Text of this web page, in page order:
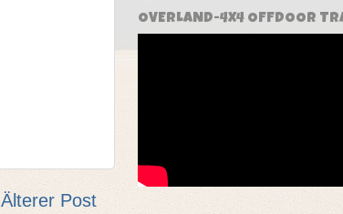
Älterer Post
OVERLAND-4X4 OFFDOOR